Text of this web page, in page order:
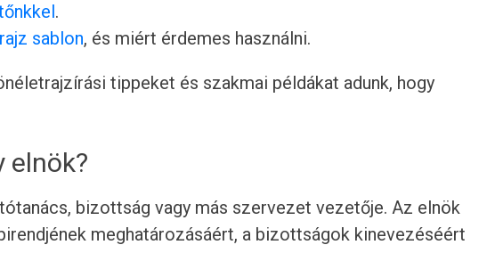
.
sablon, és miért érdemes használni.
tippeket és szakmai példákat adunk, hogy
elnök?
bizottság vagy más szervezet vezetője. Az elnök
meghatározásáért, a bizottságok kinevezéséért